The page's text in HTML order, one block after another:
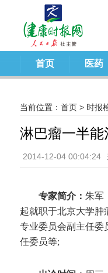
首页 医药
当前位置： 首页 > 时报
淋巴瘤一半能
2014-12-04 00:04:24
专家简介： 朱军
起就职于北京大学肿
专业委员会副主任委
任委员等;